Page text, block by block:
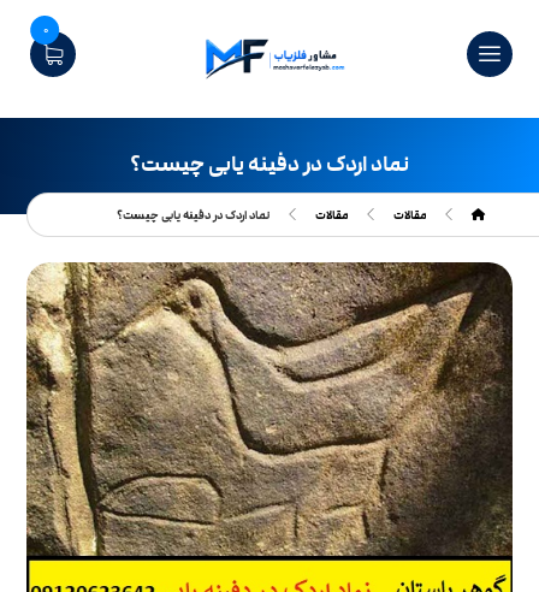
0
نماد اردک در دفینه یابی چیست؟
مقالات مقالات نماد اردک در دفینه یابی چیست؟